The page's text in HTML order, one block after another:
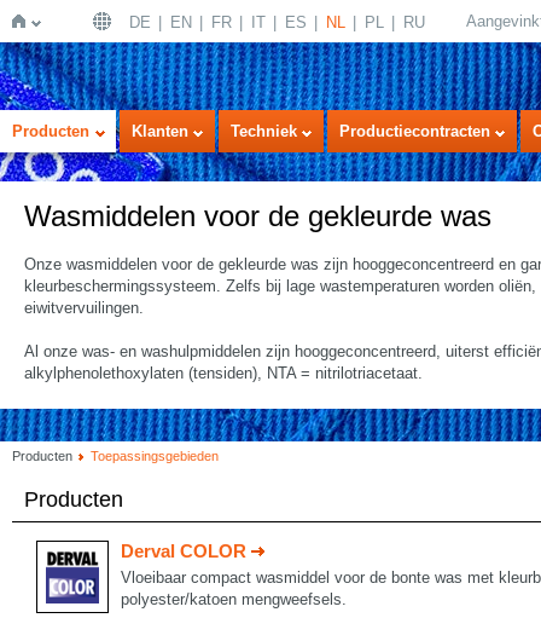
Home
DE EN FR IT ES NL PL RU
Producten Klanten Techniek Productiecontracten
Wasmiddelen voor de gekleurde was
Onze wasmiddelen voor de gekleurde was zijn hooggeconcentreerd en
kleurbeschermingssysteem. Zelfs bij lage wastemperaturen worden
eiwitvervuilingen.
Al onze was- en washulpmiddelen zijn hooggeconcentreerd, uiterst
alkylphenolethoxylaten (tensiden), NTA = nitrilotriacetaat.
Producten Toepassingsgebieden
Producten
Derval COLOR
Vloeibaar compact wasmiddel voor de bonte was met
polyester/katoen mengweefsels.